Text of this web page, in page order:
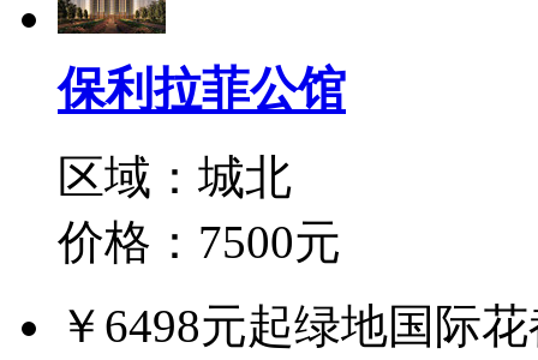
保利拉菲公馆
区域：城北
价格：7500元
￥6498元起绿地国际